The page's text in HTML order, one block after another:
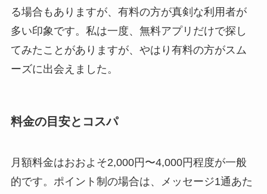
る場合もありますが、有料の方が真剣な利用者が
多い印象です。私は一度、無料アプリだけで探し
てみたことがありますが、やはり有料の方がスム
ーズに出会えました。
料金の目安とコスパ
月額料金はおおよそ2,000円〜4,000円程度が一般
的です。ポイント制の場合は、メッセージ1通あた